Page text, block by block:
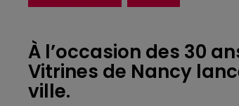
À l’occasion des 30
Vitrines de Nancy
ville.